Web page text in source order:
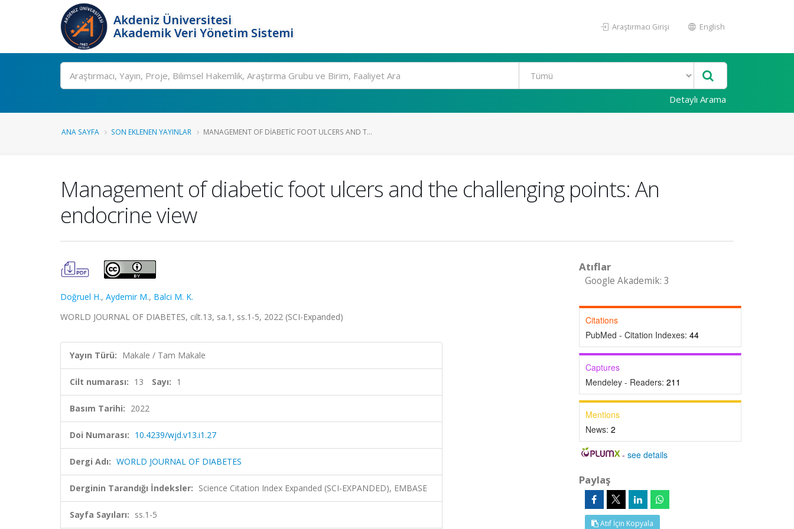
Akdeniz Üniversitesi
Akademik Veri Yönetim Sistemi
Araştırmacı Girişi English
Ara
Detaylı Arama
ANA SAYFA SON EKLENEN YAYINLAR MANAGEMENT OF DIABETIC FOOT ULCERS AND T...
Management of diabetic foot ulcers and the challenging points: An
endocrine view
Doğruel H., Aydemir M., Balci M. K.
WORLD JOURNAL OF DIABETES, cilt.13, sa.1, ss.1-5, 2022 (SCI-Expanded)
Yayın Türü: Makale / Tam Makale
Cilt numarası: 13 Sayı: 1
Basım Tarihi: 2022
Doi Numarası: 10.4239/wjd.v13.i1.27
Dergi Adı: WORLD JOURNAL OF DIABETES
Derginin Tarandığı İndeksler: Science Citation Index Expanded (SCI-EXPANDED), EMBASE
Sayfa Sayıları: ss.1-5
Atıflar
Google Akademik: 3
Citations
PubMed - Citation Indexes: 44
Captures
Mendeley - Readers: 211
Mentions
News: 2
-see details
Paylaş
Atıf İçin Kopyala